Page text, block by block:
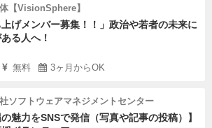
【VisionSphere】
上げメンバー募集！！」政治や若者の未来に
る人へ！
無料 3ヶ月からOK
ソフトウェアマネジメントセンター
の魅力をSNSで発信（写真や記事の投稿）】